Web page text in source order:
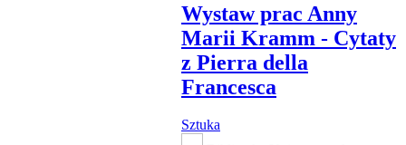
Wystaw prac Anny
Marii Kramm - Cytaty
z Pierra della
Francesca
Sztuka